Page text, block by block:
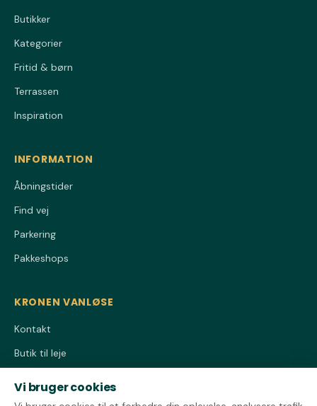
Butikker
Kategorier
Fritid & børn
Terrassen
Inspiration
INFORMATION
Åbningstider
Find vej
Parkering
Pakkeshops
KRONEN VANLØSE
Kontakt
Butik til leje
Cookiepolitik
Vi bruger cookies